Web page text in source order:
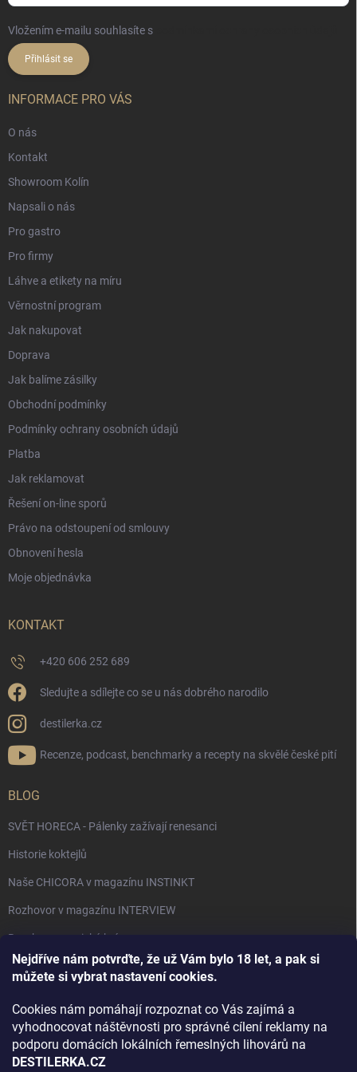
Nejdříve nám potvrďte, že už Vám bylo 18 let, a pak si
můžete si vybrat nastavení cookies.
Cookies nám pomáhají rozpoznat co Vás zajímá a
vyhodnocovat náštěvnosti pro správné cílení reklamy na
podporu domácích lokálních řemeslných lihovárů na
DESTILERKA.CZ
Vložením e-mailu souhlasíte s
Přihlásit se
INFORMACE PRO VÁS
O nás
Kontakt
Showroom Kolín
Napsali o nás
Pro gastro
Pro firmy
Láhve a etikety na míru
Věrnostní program
Jak nakupovat
Doprava
Jak balíme zásilky
Obchodní podmínky
Podmínky ochrany osobních údajů
Platba
Jak reklamovat
Řešení on-line sporů
Právo na odstoupení od smlouvy
Obnovení hesla
Moje objednávka
KONTAKT
+420 606 252 689
Sledujte a sdílejte co se u nás dobrého narodilo
destilerka.cz
Recenze, podcast, benchmarky a recepty na skvělé české pití
BLOG
SVĚT HORECA - Pálenky zažívají renesanci
Historie koktejlů
Naše CHICORA v magazínu INSTINKT
Rozhovor v magazínu INTERVIEW
Bourbon, americká krása.
Napsali v TÝDNU o naší práci
Rozhovor s DESTILERKA.CZ v magazínu DRINKING-CAT
Jak vybrat dárek na Vánoce